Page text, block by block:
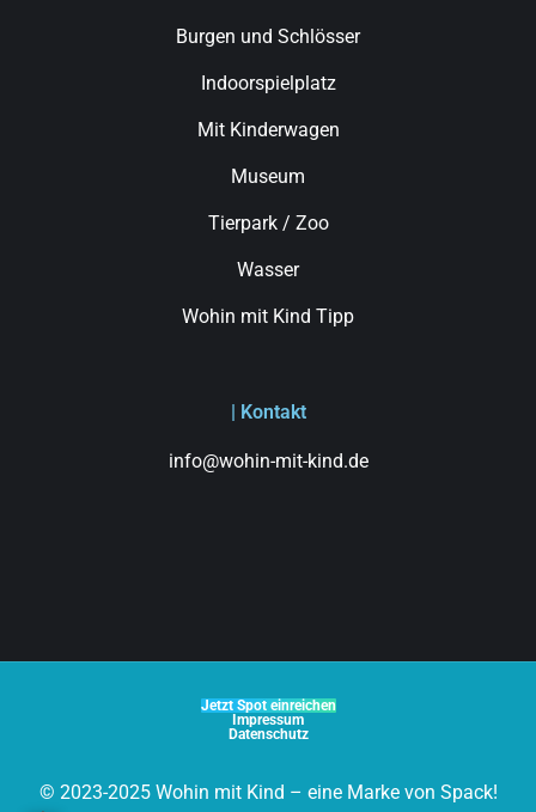
Burgen und Schlösser
Indoorspielplatz
Mit Kinderwagen
Museum
Tierpark / Zoo
Wasser
Wohin mit Kind Tipp
| Kontakt
info@wohin-mit-kind.de
© 2023-2025 Wohin mit Kind – eine Marke von Spack!
Jetzt Spot einreichen
Impressum
Datenschutz